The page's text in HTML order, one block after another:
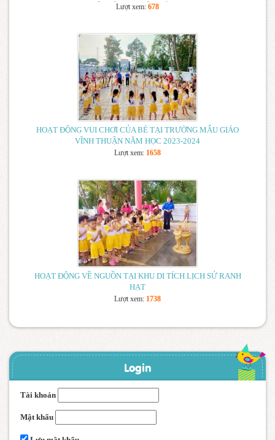
HUYỆN VĨNH THUẬN NĂM 2024
Lượt xem: 678
HOẠT ĐỘNG VUI CHƠI CỦA BÉ TẠI TRƯỜNG MẪU GIÁO
VĨNH THUẬN NĂM HỌC 2023-2024
Lượt xem: 1658
HOẠT ĐỘNG VỀ NGUỒN TẠI KHU DI TÍCH LỊCH SỬ RANH
HẠT
Lượt xem: 1738
Login
Tài khoản
Mật khẩu